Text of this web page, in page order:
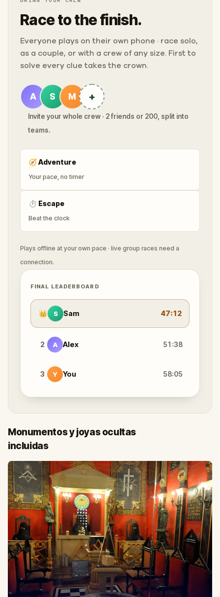
Race to the finish.
Everyone plays on their own phone · race solo,
as a couple, or with a crew of any size. First to
solve every clue takes the crown.
A S M +
Invite your whole crew · 2 friends or 200, split into
teams.
🧭Adventure
Your pace, no timer
⏱ Escape
Beat the clock
Plays offline at your own pace · live group races need a
connection.
FINAL LEADERBOARD
👑 S Sam 47:12
2 A Alex 51:38
3 Y You 58:05
Monumentos y joyas ocultas
incluidas